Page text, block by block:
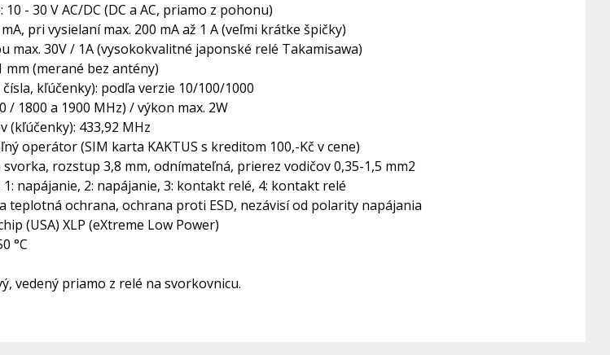
- 30 V AC/DC (DC a AC, priamo z pohonu)
pri vysielaní max. 200 mA až 1 A (veľmi krátke špičky)
max. 30V / 1A (vysokokvalitné japonské relé Takamisawa)
mm (merané bez antény)
kľúčenky): podľa verzie 10/100/1000
/ 1800 a 1900 MHz) / výkon max. 2W
(kľúčenky): 433,92 MHz
operátor (SIM karta KAKTUS s kreditom 100,-Kč v cene)
rozstup 3,8 mm, odnímateľná, prierez vodičov 0,35-1,5 mm2
napájanie, 2: napájanie, 3: kontakt relé, 4: kontakt relé
teplotná ochrana, ochrana proti ESD, nezávisí od polarity napájania
(USA) XLP (eXtreme Low Power)
°C
vedený priamo z relé na svorkovnicu.